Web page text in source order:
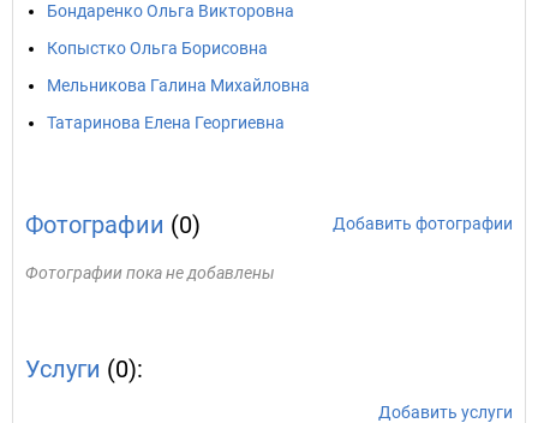
Бондаренко Ольга Викторовна
Копыстко Ольга Борисовна
Мельникова Галина Михайловна
Татаринова Елена Георгиевна
Фотографии (0) Добавить фотографии
Фотографии пока не добавлены
Услуги (0):
Добавить услуги